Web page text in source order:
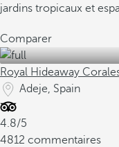
jardins tropicaux et
Comparer
Royal Hideaway
Adeje, Spain
4.8/5
4812 commentaires